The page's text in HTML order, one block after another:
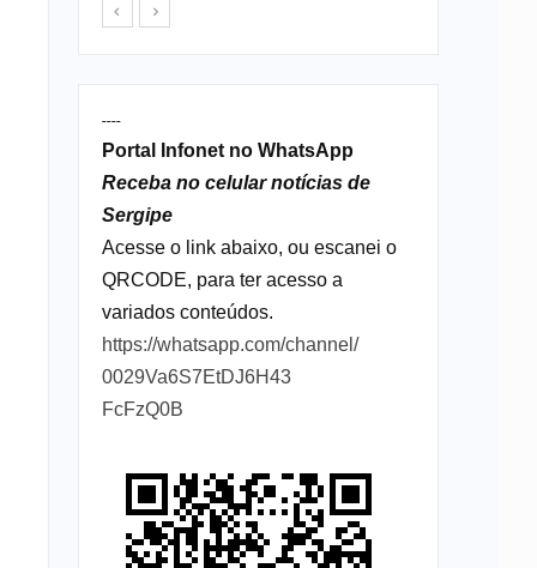
----
Portal Infonet no WhatsApp
Receba no celular notícias de
Sergipe
Acesse o link abaixo, ou escanei o
QRCODE, para ter acesso a
variados conteúdos.
https://whatsapp.com/channel/
0029Va6S7EtDJ6H43
FcFzQ0B